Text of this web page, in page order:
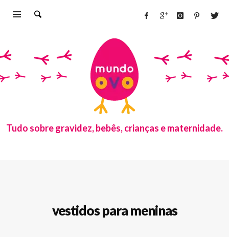
Tudo sobre gravidez, bebês, crianças e maternidade.
vestidos para meninas